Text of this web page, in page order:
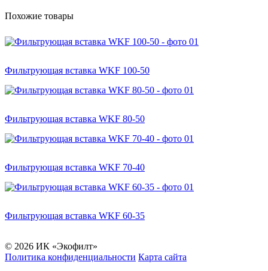
Похожие товары
Фильтрующая вставка WKF 100-50
Фильтрующая вставка WKF 80-50
Фильтрующая вставка WKF 70-40
Фильтрующая вставка WKF 60-35
© 2026 ИК «Экофилт»
Политика конфиденциальности Карта сайта